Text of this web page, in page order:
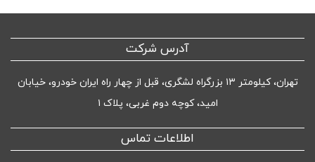
آدرس شرکت
تهران، کیلومتر ۱۳ بزرگراه لشگری، قبل از چهار راه ایران خودرو، خیابان
امید، کوچه دوم غربی، پلاک ۱
اطلاعات تماس